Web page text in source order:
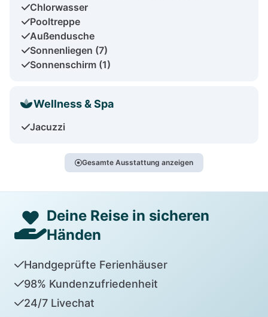
Chlorwasser
Pooltreppe
Außendusche
Sonnenliegen (7)
Sonnenschirm (1)
Wellness & Spa
Jacuzzi
Gesamte Ausstattung anzeigen
Deine Reise in sicheren
Händen
Handgeprüfte Ferienhäuser
98% Kundenzufriedenheit
24/7 Livechat